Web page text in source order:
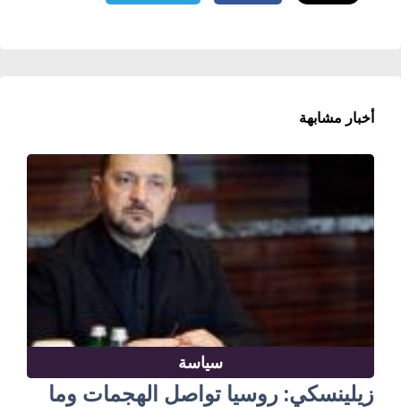
أخبار مشابهة
سياسة
زيلينسكي: روسيا تواصل الهجمات وما